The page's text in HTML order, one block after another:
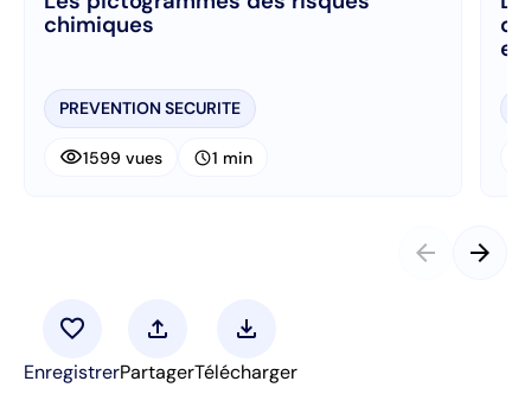
chimiques
PREVENTION SECURITE
visibility1599 vues schedule1 min
arrow_back arrow_forward
favorite
Enregistrer
upload
Partager
download
Télécharger